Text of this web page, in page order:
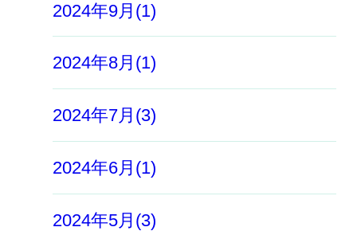
2024年9月(1)
2024年8月(1)
2024年7月(3)
2024年6月(1)
2024年5月(3)